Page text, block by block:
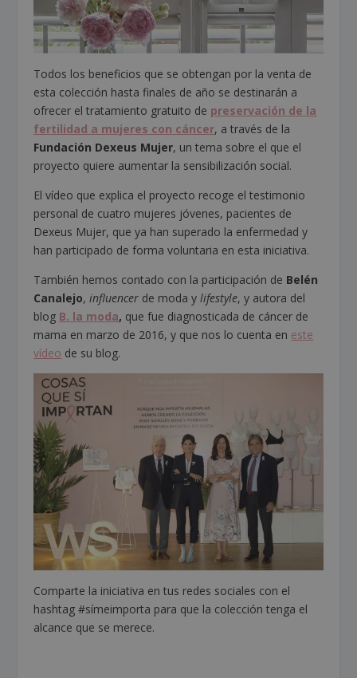
Todos los beneficios que se obtengan por la venta de
esta colección hasta finales de año se destinarán a
ofrecer el tratamiento gratuito de preservación de la
fertilidad a mujeres con cáncer, a través de la
Fundación Dexeus Mujer, un tema sobre el que el
proyecto quiere aumentar la sensibilización social.
El vídeo que explica el proyecto recoge el testimonio
personal de cuatro mujeres jóvenes, pacientes de
Dexeus Mujer, que ya han superado la enfermedad y
han participado de forma voluntaria en esta iniciativa.
También hemos contado con la participación de Belén
Canalejo,influencer de moda y lifestyle, y autora del
blog B. la moda, que fue diagnosticada de cáncer de
mama en marzo de 2016, y que nos lo cuenta en este
vídeo de su blog.
Comparte la iniciativa en tus redes sociales con el
hashtag #símeimporta para que la colección tenga el
alcance que se merece.